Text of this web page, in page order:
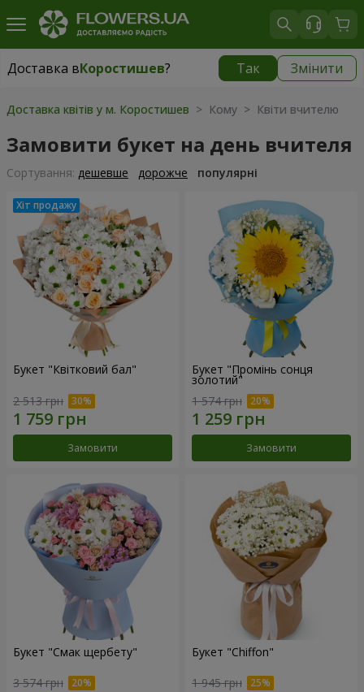
Доставка вКоростишев? Так Змінити
Доставка вКоростишев| безкоштовно
Доставка квітів у м. Коростишев > Кому > Квіти вчителю
Замовити букет на день вчителя
Сортування: дешевше дорожче популярні
Букет "Квітковий бал"
2 513 грн
Замовити
Букет "Промінь сонця
золотий"
1 574 грн
Замовити
Букет "Смак щербету"
3 574 грн
Букет "Chiffon"
1 945 грн